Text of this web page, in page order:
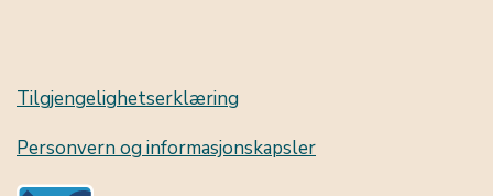
Tilgjengelighetserklæring
Personvern og informasjonskapsler